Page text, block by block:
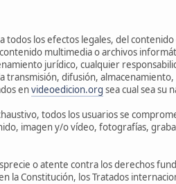
todos los efectos legales, del
multimedia o archivos
jurídico, cualquier
transmisión, difusión,
envideoedicion.org sea cual sea su
todos los usuarios se
imagen y/o vídeo, fotografías,
o atente contra los derechos
la Constitución, los Tratados